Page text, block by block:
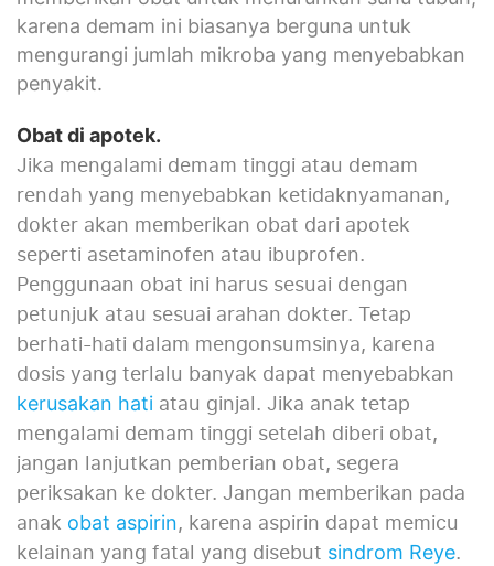
karena demam ini biasanya berguna untuk
mengurangi jumlah mikroba yang menyebabkan
penyakit.
Obat di apotek.
Jika mengalami demam tinggi atau demam
rendah yang menyebabkan ketidaknyamanan,
dokter akan memberikan obat dari apotek
seperti asetaminofen atau ibuprofen.
Penggunaan obat ini harus sesuai dengan
petunjuk atau sesuai arahan dokter. Tetap
berhati-hati dalam mengonsumsinya, karena
dosis yang terlalu banyak dapat menyebabkan
kerusakan hati atau ginjal. Jika anak tetap
mengalami demam tinggi setelah diberi obat,
jangan lanjutkan pemberian obat, segera
periksakan ke dokter. Jangan memberikan pada
anak obat aspirin, karena aspirin dapat memicu
kelainan yang fatal yang disebut sindrom Reye.